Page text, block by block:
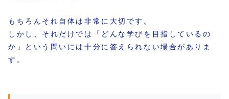
もちろんそれ自体は非常に大切です。
しかし、それだけでは「どんな学びを目指しているの
か」という問いには十分に答えられない場合がありま
す。